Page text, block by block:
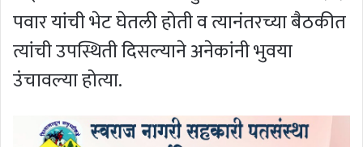
पवार यांची भेट घेतली होती व त्यानंतरच्या बैठकीत
त्यांची उपस्थिती दिसल्याने अनेकांनी भुवया
उंचावल्या होत्या.